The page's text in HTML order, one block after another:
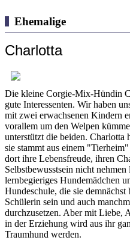
Ehemalige
Charlotta
Die kleine Corgie-Mix-Hündin
gute Interessenten. Wir haben
mit zwei erwachsenen Kindern
vorallem um den Welpen
unterstützt die beiden. Charlotta
sie stammt aus einem
dort ihre Lebensfreude, ihren
Selbstbewusstsein nicht
lernbegieriges Hundemädchen
Hundeschule, die sie
Schülerin sein und auch
durchzusetzen. Aber mit Liebe,
in der Erziehung wird aus ihr
Traumhund werden.